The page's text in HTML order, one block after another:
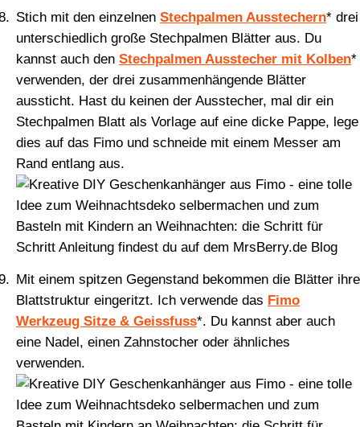
Stich mit den einzelnen Stechpalmen Ausstechern* drei
unterschiedlich große Stechpalmen Blätter aus. Du
kannst auch den Stechpalmen Ausstecher mit Kolben*
verwenden, der drei zusammenhängende Blätter
aussticht. Hast du keinen der Ausstecher, mal dir ein
Stechpalmen Blatt als Vorlage auf eine dicke Pappe, lege
dies auf das Fimo und schneide mit einem Messer am
Rand entlang aus.
Mit einem spitzen Gegenstand bekommen die Blätter ihre
Blattstruktur eingeritzt. Ich verwende das Fimo
Werkzeug Sitze & Geissfuss*. Du kannst aber auch
eine Nadel, einen Zahnstocher oder ähnliches
verwenden.